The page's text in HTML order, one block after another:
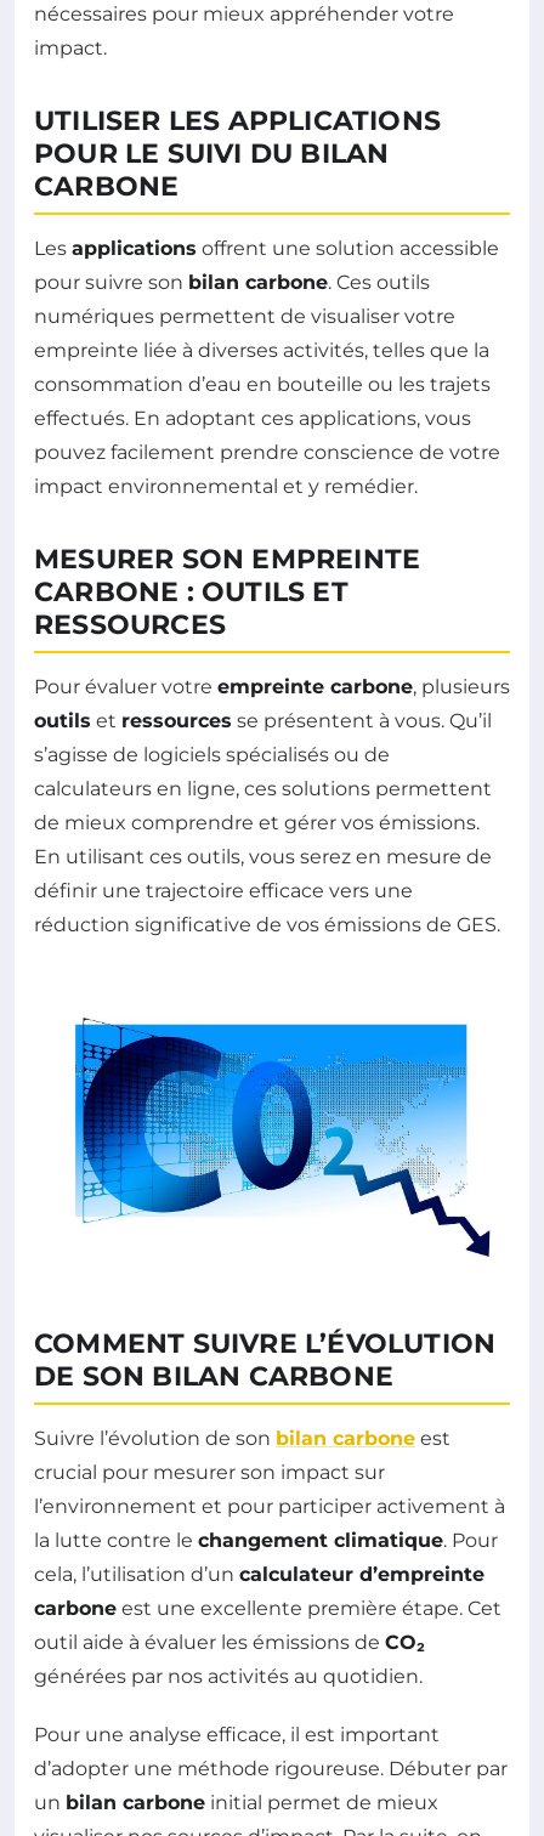
nécessaires pour mieux appréhender votre
impact.
UTILISER LES APPLICATIONS
POUR LE SUIVI DU BILAN
CARBONE
Les applications offrent une solution accessible
pour suivre son bilan carbone. Ces outils
numériques permettent de visualiser votre
empreinte liée à diverses activités, telles que la
consommation d’eau en bouteille ou les trajets
effectués. En adoptant ces applications, vous
pouvez facilement prendre conscience de votre
impact environnemental et y remédier.
MESURER SON EMPREINTE
CARBONE : OUTILS ET
RESSOURCES
Pour évaluer votre empreinte carbone, plusieurs
outils et ressources se présentent à vous. Qu’il
s’agisse de logiciels spécialisés ou de
calculateurs en ligne, ces solutions permettent
de mieux comprendre et gérer vos émissions.
En utilisant ces outils, vous serez en mesure de
définir une trajectoire efficace vers une
réduction significative de vos émissions de GES.
COMMENT SUIVRE L’ÉVOLUTION
DE SON BILAN CARBONE
Suivre l’évolution de son bilan carbone est
crucial pour mesurer son impact sur
l’environnement et pour participer activement à
la lutte contre le changement climatique. Pour
cela, l’utilisation d’un calculateur d’empreinte
carbone est une excellente première étape. Cet
outil aide à évaluer les émissions de CO₂
générées par nos activités au quotidien.
Pour une analyse efficace, il est important
d’adopter une méthode rigoureuse. Débuter par
un bilan carbone initial permet de mieux